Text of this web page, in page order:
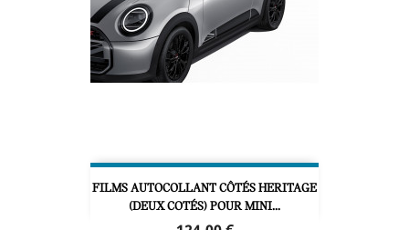
FILMS AUTOCOLLANT CÔTÉS HERITAGE
(DEUX COTÉS) POUR MINI...